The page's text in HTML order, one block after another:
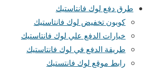
طرق دفع لوك فانتاستيك
كوبون تخفيض لوك فانتاستيك
خيارات الدفع علي لوك فانتاستيك
طريقة الدفع في لوك فانتاستيك
رابط موقع لوك فانتستيك